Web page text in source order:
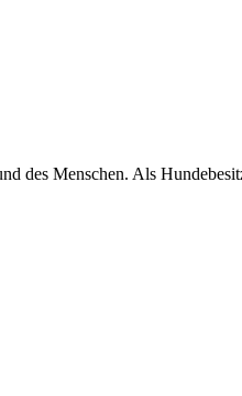
des Menschen. Als